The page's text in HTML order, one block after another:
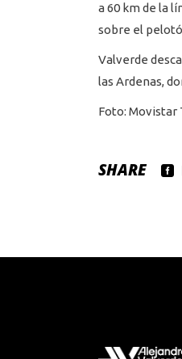
a 60 km de la
sobre el
Valverde
las Ardenas,
Foto: Movistar
SHARE